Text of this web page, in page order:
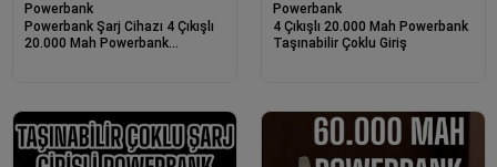
Powerbank
Powerbank Şarj Cihazı 4 Çıkışlı
20.000 Mah Powerbank
Powerbank
4 Çıkışlı 20.000 Mah Powerbank
Taşınabilir Çoklu Giriş